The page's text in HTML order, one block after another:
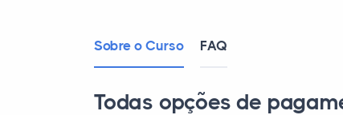
Sobre o Curso FAQ
Todas opções de